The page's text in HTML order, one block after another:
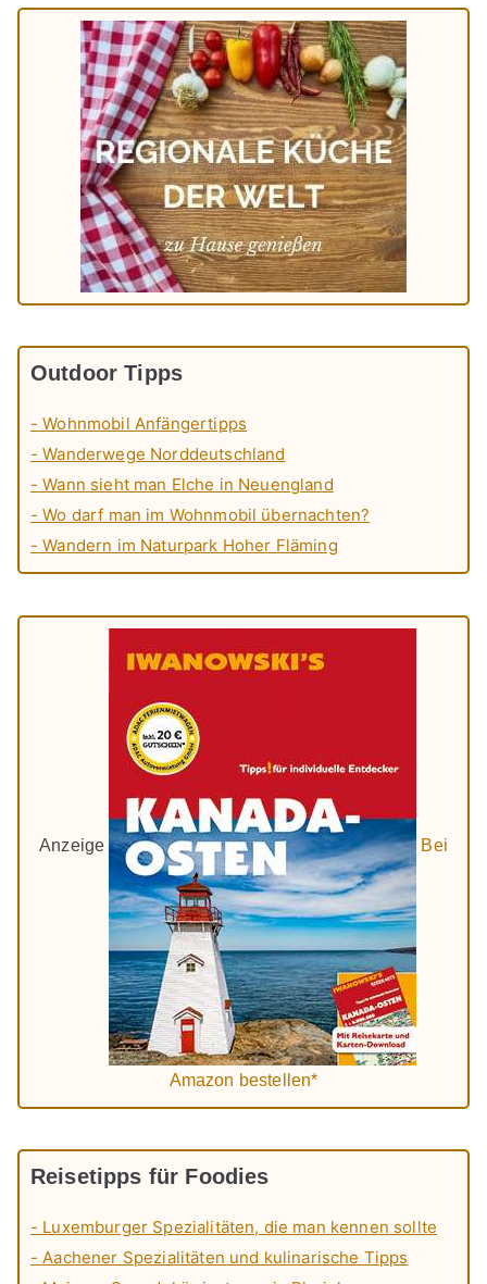
Outdoor Tipps
- Wohnmobil Anfängertipps
- Wanderwege Norddeutschland
- Wann sieht man Elche in Neuengland
- Wo darf man im Wohnmobil übernachten?
- Wandern im Naturpark Hoher Fläming
Anzeige Bei
Amazon bestellen*
Reisetipps für Foodies
- Luxemburger Spezialitäten, die man kennen sollte
- Aachener Spezialitäten und kulinarische Tipps